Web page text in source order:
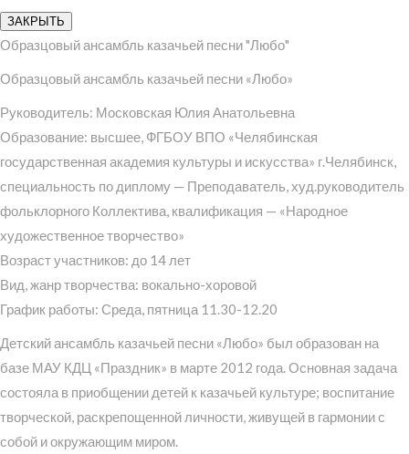
ЗАКРЫТЬ
Образцовый ансамбль казачьей песни "Любо"
Образцовый ансамбль казачьей песни «Любо»
Руководитель: Московская Юлия Анатольевна
Образование: высшее, ФГБОУ ВПО «Челябинская
государственная академия культуры и искусства» г.Челябинск,
специальность по диплому — Преподаватель, худ.руководитель
фольклорного Коллектива, квалификация — «Народное
художественное творчество»
Возраст участников: до 14 лет
Вид, жанр творчества: вокально-хоровой
График работы: Среда, пятница 11.30-12.20
Детский ансамбль казачьей песни «Любо» был образован на
базе МАУ КДЦ «Праздник» в марте 2012 года. Основная задача
состояла в приобщении детей к казачьей культуре; воспитание
творческой, раскрепощенной личности, живущей в гармонии с
собой и окружающим миром.